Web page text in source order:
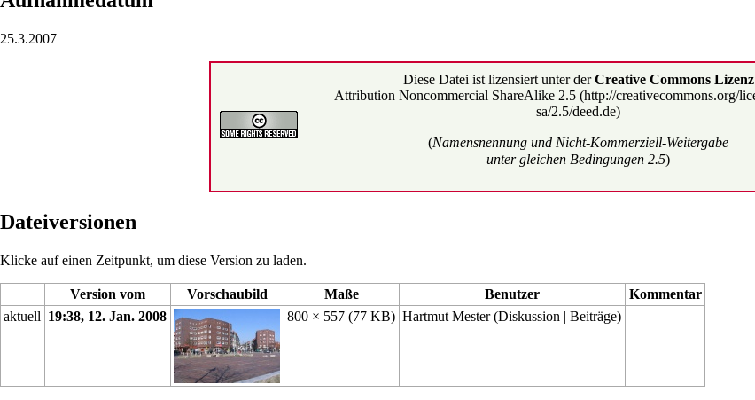
25.3.2007
Diese Datei ist lizensiert unter derCreative Commons Lizenz
Attribution Noncommercial ShareAlike 2.5
(Namensnennung und Nicht-Kommerziell-Weitergabe
unter gleichen Bedingungen 2.5)
Dateiversionen
Klicke auf einen Zeitpunkt, um diese Version zu laden.
Version vom Vorschaubild Maße Benutzer
Kommentar
aktuell 19:38, 12. Jan. 2008 800 × 557(77 KB) Hartmut Mester (Diskussion |Beiträge)